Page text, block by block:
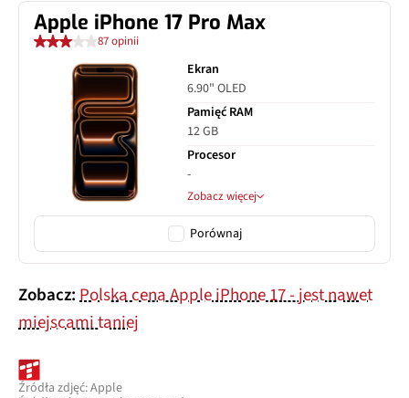
Apple iPhone 17 Pro Max
87 opinii
Ekran
6.90" OLED
Pamięć RAM
12 GB
Procesor
-
Zobacz więcej
Porównaj
Zobacz:Polska cena Apple iPhone 17 - jest nawet
miejscami taniej
Źródła zdjęć: Apple